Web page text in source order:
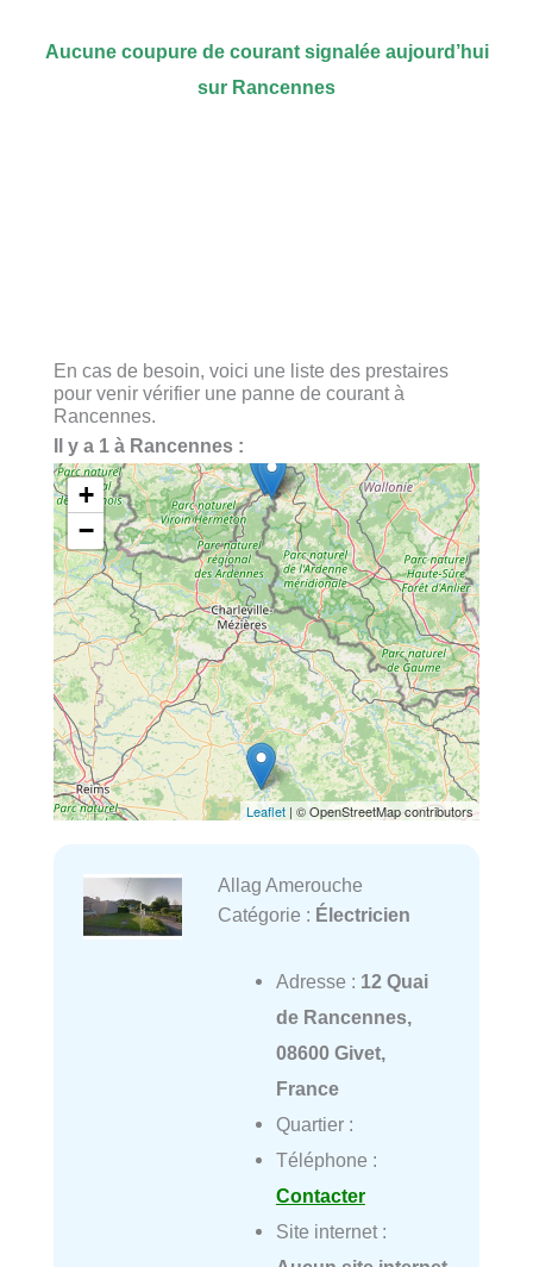
Aucune coupure de courant signalée aujourd’hui
sur Rancennes
En cas de besoin, voici une liste des prestaires
pour venir vérifier une panne de courant à
Rancennes.
Il y a 1 à Rancennes :
+
−
Leaflet | © OpenStreetMap contributors
Allag Amerouche
Catégorie : Électricien
Adresse : 12 Quai
de Rancennes,
08600 Givet,
France
Quartier :
Téléphone :
Contacter
Site internet :